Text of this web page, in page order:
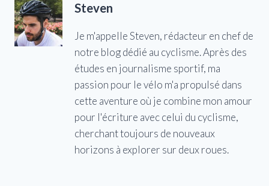
Steven
Je m'appelle Steven, rédacteur en chef de
notre blog dédié au cyclisme. Après des
études en journalisme sportif, ma
passion pour le vélo m'a propulsé dans
cette aventure où je combine mon amour
pour l'écriture avec celui du cyclisme,
cherchant toujours de nouveaux
horizons à explorer sur deux roues.